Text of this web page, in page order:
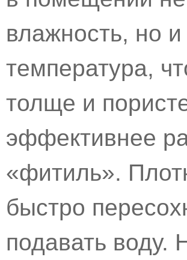
влажность, но и
температура,
толще и
эффективнее
«фитиль».
быстро
подавать воду.